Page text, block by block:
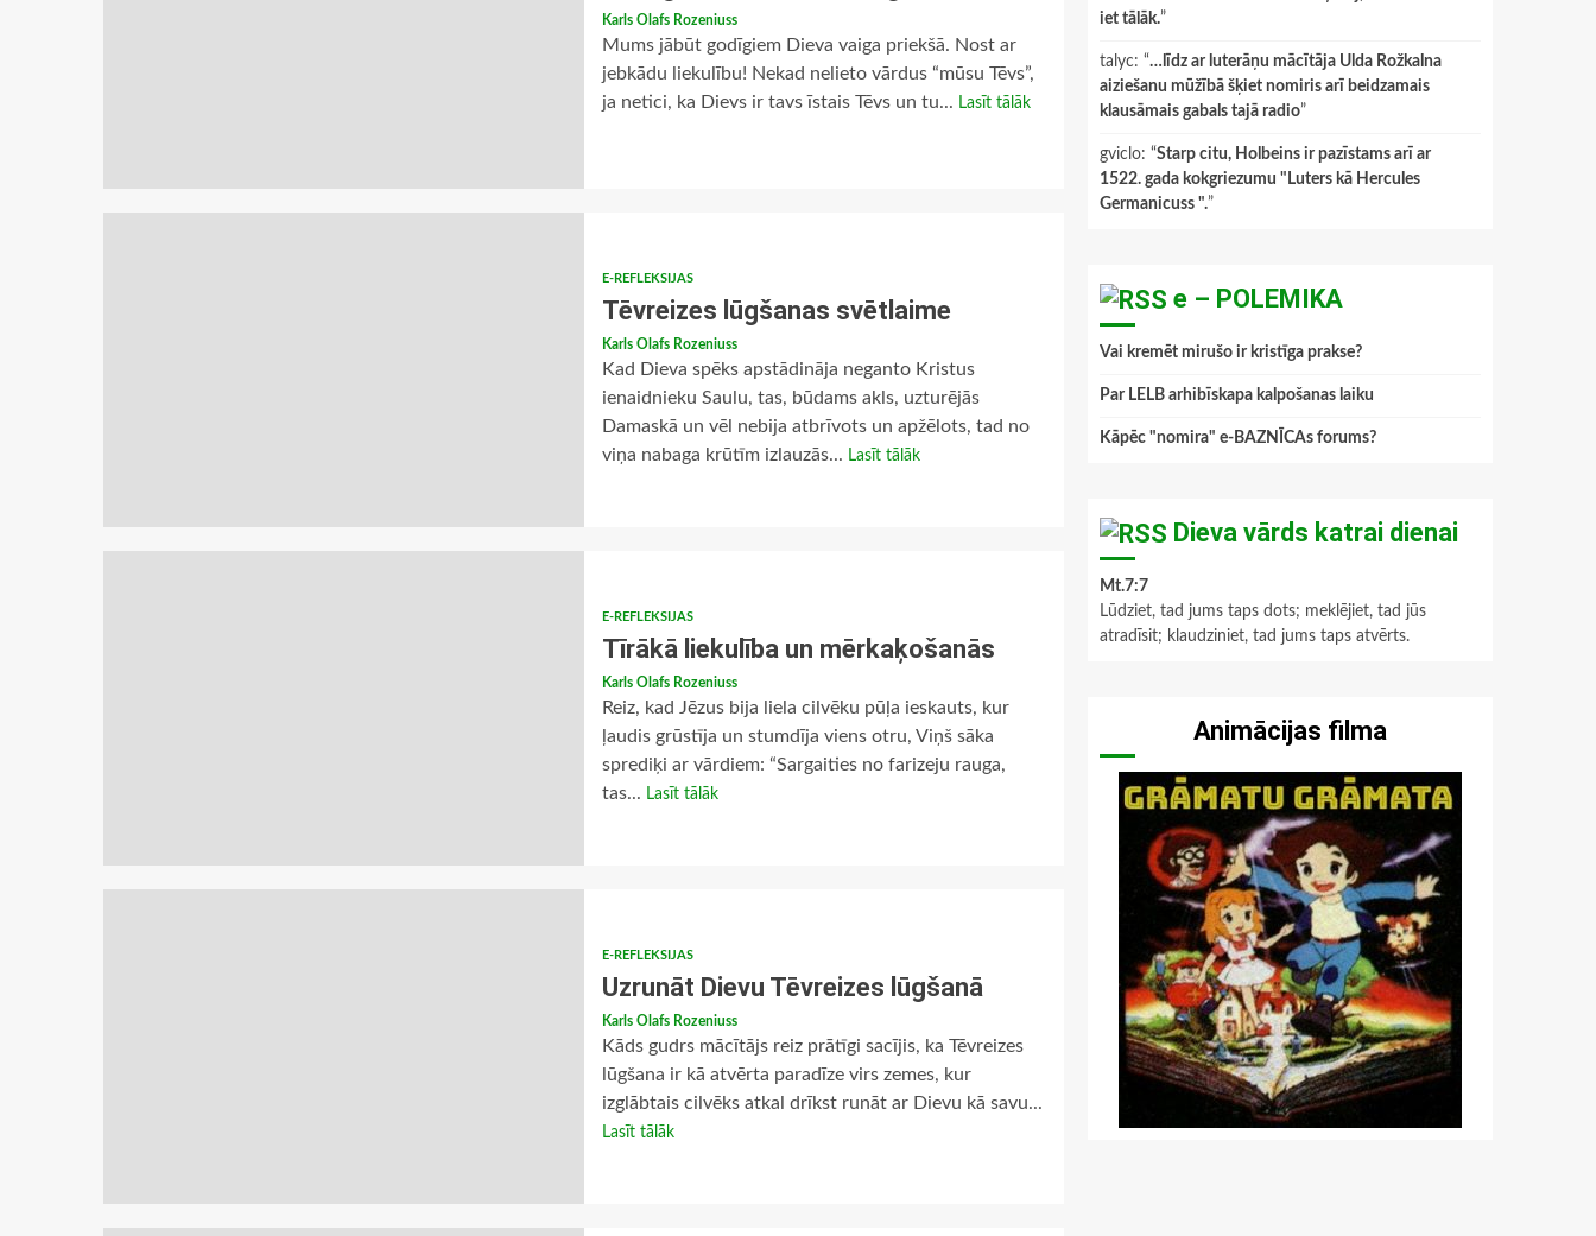
Karls Olafs Rozeniuss
Mums jābūt godīgiem Dieva vaiga priekšā. Nost ar
jebkādu liekulību! Nekad nelieto vārdus “mūsu Tēvs”,
ja netici, ka Dievs ir tavs īstais Tēvs un tu... Lasīt tālāk
E-REFLEKSIJAS
Tēvreizes lūgšanas svētlaime
Karls Olafs Rozeniuss
Kad Dieva spēks apstādināja neganto Kristus
ienaidnieku Saulu, tas, būdams akls, uzturējās
Damaskā un vēl nebija atbrīvots un apžēlots, tad no
viņa nabaga krūtīm izlauzās... Lasīt tālāk
E-REFLEKSIJAS
Tīrākā liekulība un mērkaķošanās
Karls Olafs Rozeniuss
Reiz, kad Jēzus bija liela cilvēku pūļa ieskauts, kur
ļaudis grūstīja un stumdīja viens otru, Viņš sāka
sprediķi ar vārdiem: “Sargaities no farizeju rauga,
tas... Lasīt tālāk
E-REFLEKSIJAS
Uzrunāt Dievu Tēvreizes lūgšanā
Karls Olafs Rozeniuss
Kāds gudrs mācītājs reiz prātīgi sacījis, ka Tēvreizes
lūgšana ir kā atvērta paradīze virs zemes, kur
izglābtais cilvēks atkal drīkst runāt ar Dievu kā savu...
Lasīt tālāk
iet tālāk.”
talyc: “…līdz ar luterāņu mācītāja Ulda Rožkalna
aiziešanu mūžībā šķiet nomiris arī beidzamais
klausāmais gabals tajā radio”
gviclo: “Starp citu, Holbeins ir pazīstams arī ar
1522. gada kokgriezumu "Luters kā Hercules
Germanicuss ".”
e – POLEMIKA
Vai kremēt mirušo ir kristīga prakse?
Par LELB arhibīskapa kalpošanas laiku
Kāpēc "nomira" e-BAZNĪCAs forums?
Dieva vārds katrai dienai
Mt.7:7
Lūdziet, tad jums taps dots; meklējiet, tad jūs
atradīsit; klaudziniet, tad jums taps atvērts.
Animācijas filma